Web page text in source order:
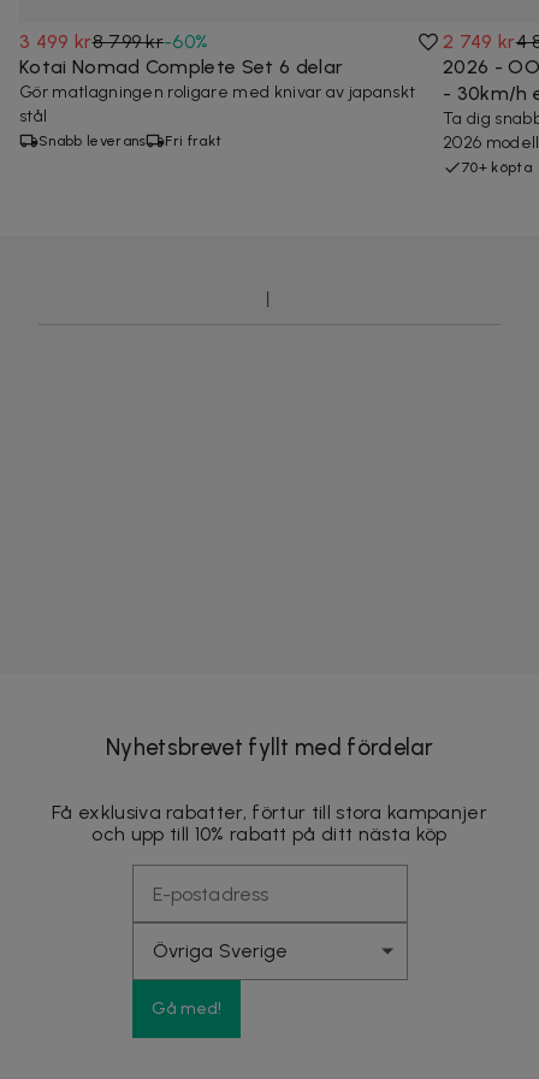
3 499 kr8 799 kr-60%
Kotai Nomad Complete Set 6 delar
Gör matlagningen roligare med knivar av japanskt
stål
Snabb leverans Fri frakt
2 749 kr4
2026 -
- 30km/h
Ta dig
2026
70+ köpta
Nyhetsbrevet fyllt med fördelar
Få exklusiva rabatter, förtur till stora kampanjer
och upp till 10% rabatt på ditt nästa köp
Gå med!